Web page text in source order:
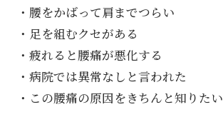
・腰をかばって肩までつらい
・足を組むクセがある
・疲れると腰痛が悪化する
・病院では異常なしと言われた
・この腰痛の原因をきちんと知りたい